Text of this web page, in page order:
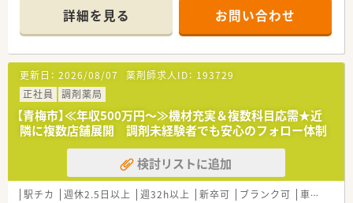
■在宅医療にも積極的に取り組んでおり、居宅への訪問を通じて
地域住民の健康を支える重要な役割を担っている調剤併設型の
店舗です。
■薬剤師は正社員3名とパート4名の体制であり、広範な医療機
関からの処方箋に対応するため幅広い知識とスキルを磨ける環
境が整っています。
【求人情報について】
■年収は432万円から720万円と高水準の設定であり、役職や経
験に基づいた評価制度により納得感のある処遇が約束されてい
ます。
■年間休日は120日から125日と充実しており、週休2日制に加
えて法定通りの有給休暇や産前産後休暇もしっかりと取得可能
です。
詳細を見る お問い合わせ
更新日： 2026/08/07 薬剤師求人ID： 193729
正社員
調剤薬局
【青梅市】≪年収500万円～≫機材充実＆複数科目応需★近
隣に複数店舗展開 調剤未経験者でも安心のフォロー体制
検討リストに追加
駅チカ 週休2.5日以上 週32h以上 新卒可 ブランク可 車通勤可